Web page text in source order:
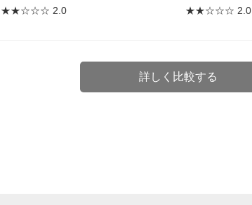
★★☆☆☆ 2.0 ★★☆☆☆ 2.0
詳しく比較する